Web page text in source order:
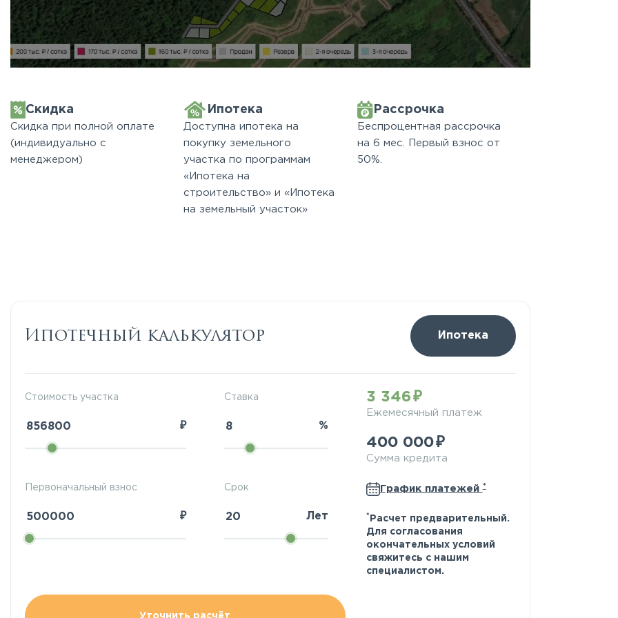
Скидка
Скидка при полной оплате
(индивидуально с
менеджером)
Ипотека
Доступна ипотека на
покупку земельного
участка по программам
«Ипотека на
строительство» и «Ипотека
на земельный участок»
Рассрочка
Беспроцентная рассрочка
на 6 мес. Первый взнос от
50%.
Ипотечный калькулятор Ипотека
Стоимость участка
₽
Ставка
%
Первоначальный взнос
₽
Срок
Лет
Уточнить расчёт
3 346
Ежемесячный платеж
400 000
Сумма кредита
График платежей*
* Расчет предварительный.
Для согласования
окончательных условий
свяжитесь с нашим
специалистом.